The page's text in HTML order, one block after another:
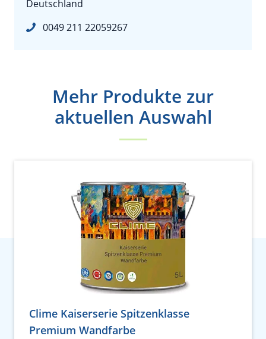
Deutschland
0049 211 22059267
Mehr Produkte zur
aktuellen Auswahl
Clime Kaiserserie Spitzenklasse
Premium Wandfarbe